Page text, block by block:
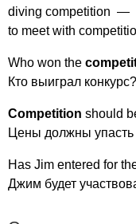
diving competition —
to meet with
Who won the
Кто выиграл конкурс?
Competition should
Цены должны упасть
Has Jim entered for
Джим будет